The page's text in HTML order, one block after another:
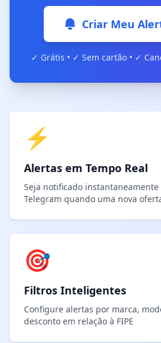
Criar Meu
✓ Grátis • ✓ Sem cartão • ✓
⚡
Alertas em Tempo Real
Seja notificado instantaneamente
Telegram quando uma nova
🎯
Filtros Inteligentes
Configure alertas por marca,
desconto em relação à FIPE